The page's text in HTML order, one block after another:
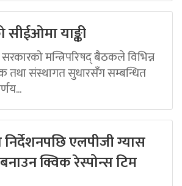
सीईओमा याङ्की
मन्त्रिपरिषद् बैठकले विभिन्न
तथा संस्थागत सुधारसँग सम्बन्धित
निर्देशनपछि एलपीजी ग्यास
क्विक रेस्पोन्स टिम